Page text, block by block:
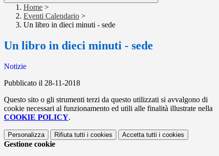
Home >
Eventi Calendario >
Un libro in dieci minuti - sede
Un libro in dieci minuti - sede
Notizie
Pubblicato il 28-11-2018
Questo sito o gli strumenti terzi da questo utilizzati si avvalgono di
cookie necessari al funzionamento ed utili alle finalità illustrate nella
COOKIE POLICY.
Personalizza Rifiuta tutti i cookies Accetta tutti i cookies
Gestione cookie